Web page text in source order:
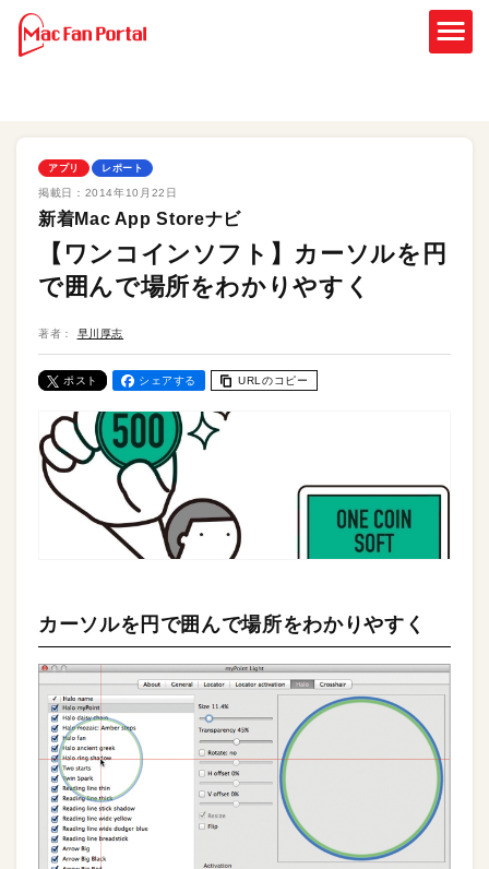
アプリ レポート
掲載日： 2014年10月22日
新着Mac App Storeナビ
【ワンコインソフト】カーソルを円
で囲んで場所をわかりやすく
著者： 早川厚志
ポスト シェアする URLのコピー
カーソルを円で囲んで場所をわかりやすく